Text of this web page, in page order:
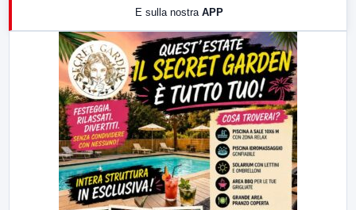
LabNews (replica)
E sulla nostra APP